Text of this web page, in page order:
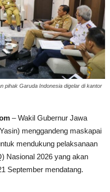
pihak Garuda Indonesia digelar di kantor
– Wakil Gubernur Jawa
menggandeng maskapai
mendukung pelaksanaan
Nasional 2026 yang akan
September mendatang.